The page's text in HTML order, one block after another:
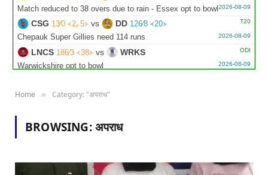
2026-08-09
Match reduced to 38 overs due to rain - Essex opt to bowl
T20
CSG 13∕0 ᚜2｡5᚛vs DD 126∕8 ᚜20᚛
2026-08-09
Chepauk Super Gillies need 114 runs
ODI
LNCS 186∕3 ᚜38᚛vs WRKS
2026-08-09
Warwickshire opt to bowl
Gloucestershire opt to bowl
Home » Category: "अपराध"
BROWSING:अपराध